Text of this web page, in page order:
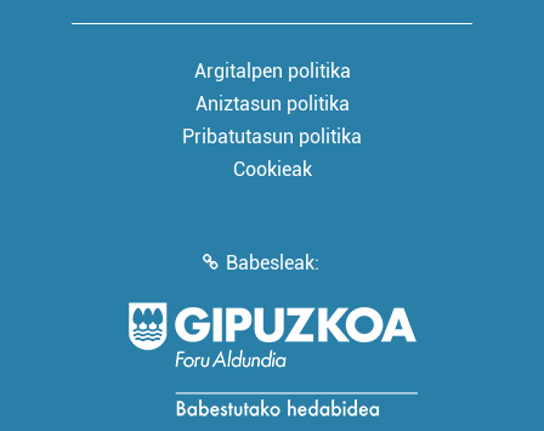
Argitalpen politika
Aniztasun politika
Pribatutasun politika
Cookieak
Babesleak: